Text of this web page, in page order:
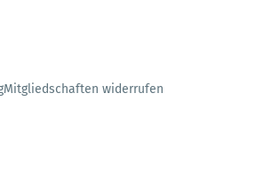
Mitgliedschaften widerrufen